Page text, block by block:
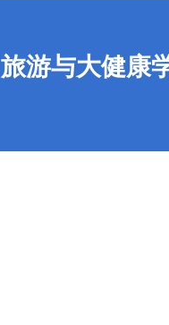
旅游与大健康